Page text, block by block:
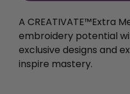
A CREATIVATE™️Extra
embroidery potential
exclusive designs and
inspire mastery.